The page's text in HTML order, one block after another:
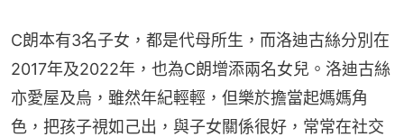
C朗本有3名子女，都是代母所生，而洛迪古絲分別在
2017年及2022年，也為C朗增添兩名女兒。洛迪古絲
亦愛屋及烏，雖然年紀輕輕，但樂於擔當起媽媽角
色，把孩子視如己出，與子女關係很好，常常在社交